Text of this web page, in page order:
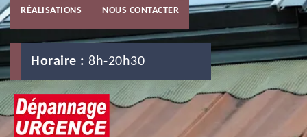
RÉALISATIONS NOUS CONTACTER
Horaire : 8h-20h30